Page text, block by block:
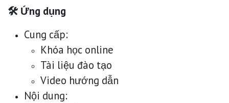
🛠 Ứng dụng
Cung cấp:
Khóa học online
Tài liệu đào tạo
Video hướng dẫn
Nội dung: